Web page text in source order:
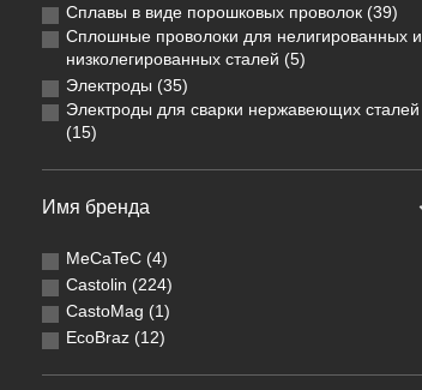
Сплавы в виде порошковых проволок (39)
Сплошные проволоки для нелигированных и
низколегированных сталей (5)
Электроды (35)
Электроды для сварки нержавеющих сталей
(15)
Имя бренда
MeCaTeC (4)
Castolin (224)
CastoMag (1)
EcoBraz (12)